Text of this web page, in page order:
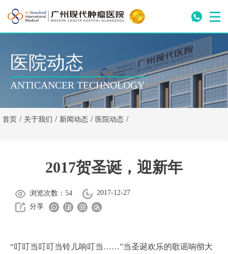
医院动态
ANTICANCER TECHNOLOGY
首页 / 关于我们 / 新闻动态 / 医院动态 /
2017贺圣诞，迎新年
浏览次数：54
2017-12-27
分享
“叮叮当叮叮当铃儿响叮当……”当圣诞欢乐的歌谣响彻大